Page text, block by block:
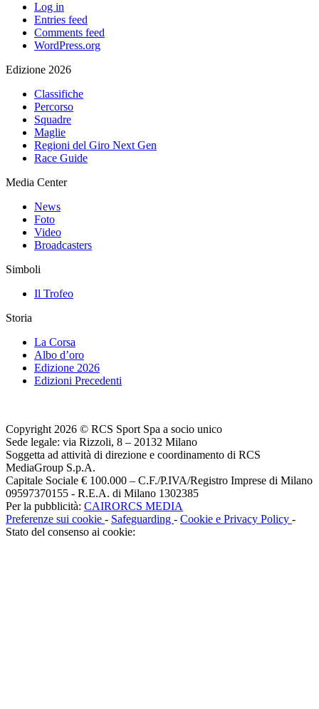
Log in
Entries feed
Comments feed
WordPress.org
Edizione 2026
Classifiche
Percorso
Squadre
Maglie
Regioni del Giro Next Gen
Race Guide
Media Center
News
Foto
Video
Broadcasters
Simboli
Il Trofeo
Storia
La Corsa
Albo d’oro
Edizione 2026
Edizioni Precedenti
Copyright 2026 © RCS Sport Spa a socio unico
Sede legale: via Rizzoli, 8 – 20132 Milano
Soggetta ad attività di direzione e coordinamento di RCS
MediaGroup S.p.A.
Capitale Sociale € 100.000 – C.F./P.IVA/Registro Imprese di Milano
09597370155 - R.E.A. di Milano 1302385
Per la pubblicità: CAIRORCS MEDIA
Preferenze sui cookie - Safeguarding - Cookie e Privacy Policy -
Stato del consenso ai cookie: